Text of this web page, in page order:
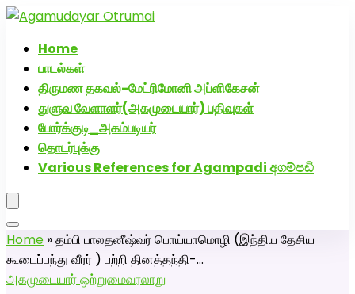
Home
பாடல்கள்
திருமண தகவல்-மேட்ரிமோனி அப்ளிகேசன்
துளுவ வேளாளர்(அகமுடையார்) பதிவுகள்
போர்க்குடி_அகம்படியர்
தொடர்புக்கு
Various References for Agampadi අගම්පඩි
Home »தம்பி பாலதனீஷ்வர் பொய்யாமொழி (இந்திய தேசிய
கூடைப்பந்து வீரர் ) பற்றி தினத்தந்தி-…
அகமுடையார் ஒற்றுமைவரலாறு
அகமுடையார் திருமண வரன்களுக்கு அகமுடையார்மேட்ரி-